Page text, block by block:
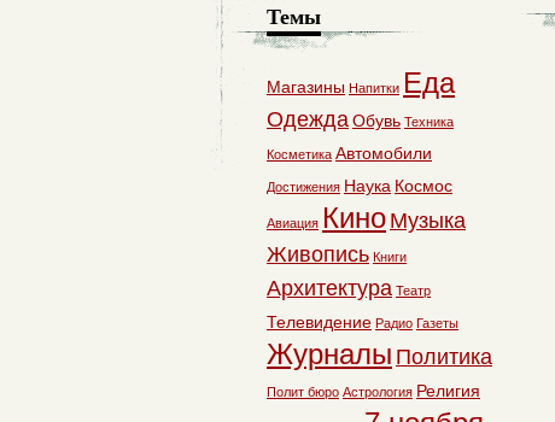
Темы
Магазины Напитки Еда
ОдеждаОбувь Техника
Косметика Автомобили
Достижения Наука Космос
Авиация Кино Музыка
Живопись Книги
Архитектура Театр
Телевидение Радио Газеты
Журналы Политика
Полит бюро Астрология Религия